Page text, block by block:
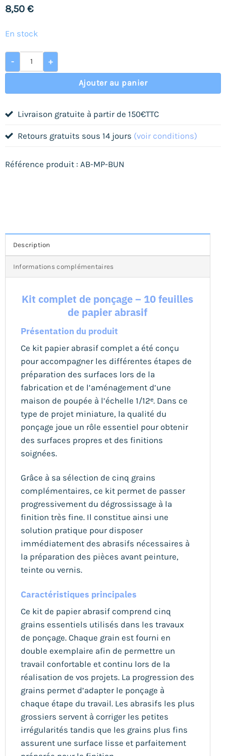
8,50 €
En stock
-
quantité de Kit complet de ponçage – papier abrasif P80 à
+
Ajouter au panier
Livraison gratuite à partir de 150€TTC
Retours gratuits sous 14 jours (voir conditions)
Référence produit : AB-MP-BUN
Description
Informations complémentaires
Kit complet de ponçage – 10 feuilles
de papier abrasif
Présentation du produit
Ce kit papier abrasif complet a été conçu
pour accompagner les différentes étapes de
préparation des surfaces lors de la
fabrication et de l’aménagement d’une
maison de poupée à l’échelle 1/12ᵉ. Dans ce
type de projet miniature, la qualité du
ponçage joue un rôle essentiel pour obtenir
des surfaces propres et des finitions
soignées.
Grâce à sa sélection de cinq grains
complémentaires, ce kit permet de passer
progressivement du dégrossissage à la
finition très fine. Il constitue ainsi une
solution pratique pour disposer
immédiatement des abrasifs nécessaires à
la préparation des pièces avant peinture,
teinte ou vernis.
Caractéristiques principales
Ce kit de papier abrasif comprend cinq
grains essentiels utilisés dans les travaux
de ponçage. Chaque grain est fourni en
double exemplaire afin de permettre un
travail confortable et continu lors de la
réalisation de vos projets. La progression des
grains permet d’adapter le ponçage à
chaque étape du travail. Les abrasifs les plus
grossiers servent à corriger les petites
irrégularités tandis que les grains plus fins
assurent une surface lisse et parfaitement